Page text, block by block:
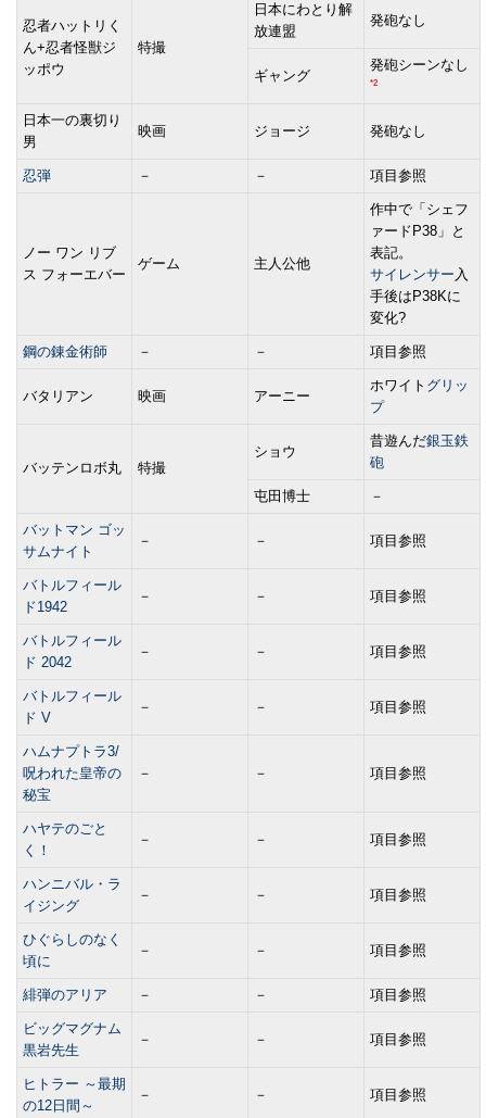
忍者ハットリく
ん+忍者怪獣ジ
ッポウ
特撮
日本にわとり解
放連盟
発砲なし
ギャング
発砲シーンなし
*2
日本一の裏切り
男
映画 ジョージ 発砲なし
忍弾 － － 項目参照
ノー ワン リブ
ス フォーエバー
ゲーム 主人公他
作中で「シェフ
ァードP38」と
表記。
サイレンサー 入
手後はP38Kに
変化?
鋼の錬金術師 － － 項目参照
バタリアン 映画 アーニー
ホワイト グリッ
プ
バッテンロボ丸 特撮
ショウ
昔遊んだ銀玉鉄
砲
屯田博士 －
バットマン ゴッ
サムナイト
－ － 項目参照
バトルフィール
ド1942
－ － 項目参照
バトルフィール
ド 2042
－ － 項目参照
バトルフィール
ド V
－ － 項目参照
ハムナプトラ3/
呪われた皇帝の
秘宝
－ － 項目参照
ハヤテのごと
く！
－ － 項目参照
ハンニバル・ラ
イジング
－ － 項目参照
ひぐらしのなく
頃に
－ － 項目参照
緋弾のアリア － － 項目参照
ビッグマグナム
黒岩先生
－ － 項目参照
ヒトラー ～最期
の12日間～
－ － 項目参照